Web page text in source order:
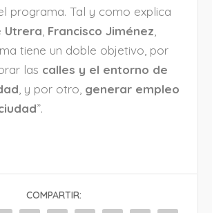
programa. Tal y como explica
Utrera Francisco Jiménez
tiene un doble objetivo, por
las calles y el entorno de
, y por otro, generar empleo
”.
COMPARTIR: